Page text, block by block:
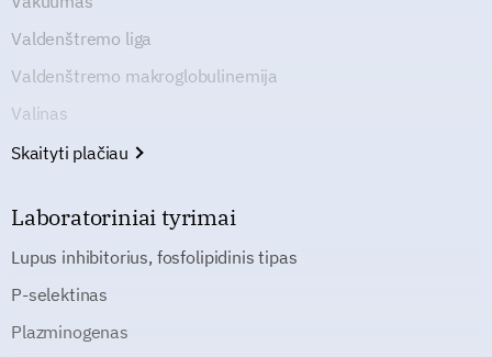
Valdenštremo liga
Valdenštremo makroglobulinemija
Valinas
Skaityti plačiau
Laboratoriniai tyrimai
Lupus inhibitorius, fosfolipidinis tipas
P-selektinas
Plazminogenas